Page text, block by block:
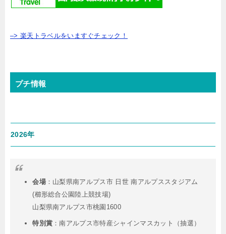
–> 楽天トラベルをいますぐチェック！
プチ情報
2026年
会場：山梨県南アルプス市 日世 南アルプススタジアム
(櫛形総合公園陸上競技場)
山梨県南アルプス市桃園1600
特別賞 ：南アルプス市特産シャインマスカット（抽選）